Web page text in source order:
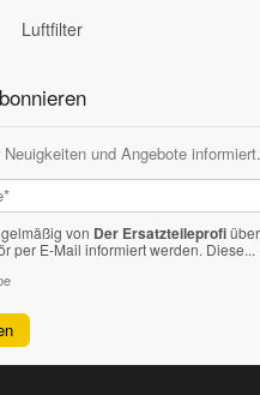
Luftfilter
und Angebote informiert.
von Der Ersatzteileprofi
per E-Mail informiert werden. Diese...